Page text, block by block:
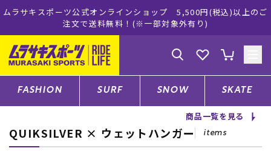
式オンラインショップ 5,500円(税込)以上のご
送料無料！(※一部対象外有り)
ムラサキスポーツ
ゲスト様
ログイン 会員登録
店舗一覧
FASHION SURF SNOW SKATE
商品一覧を見る
QUIKSILVER × ウェットハンガー items